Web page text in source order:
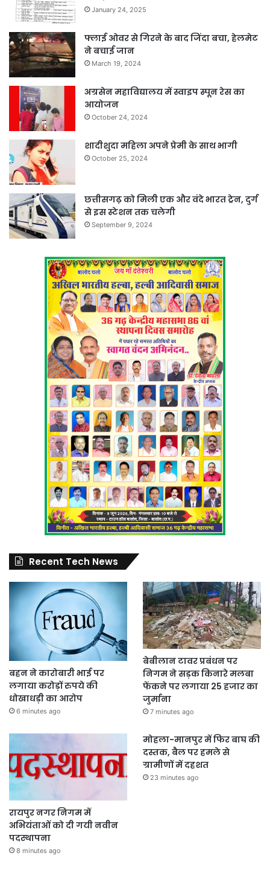
January 24, 2025
फ्लाई ओवर से गिरने के बाद जिंदा बचा, हेलमेट
ने बचाई जान
March 19, 2024
अग्रसेन महाविद्यालय में स्वाइप स्पून रेस का
आयोजन
October 24, 2024
शादीशुदा महिला अपने प्रेमी के साथ भागी
October 25, 2024
छत्तीसगढ़ को मिली एक और वंदे भारत ट्रेन, दुर्ग
से इस स्टेशन तक चलेगी
September 9, 2024
Recent Tech News
बहन ने कारोबारी भाई पर
लगाया करोड़ों रुपये की
धोखाधड़ी का आरोप
6 minutes ago
बेबीलान टावर प्रबंधन पर
निगम ने सड़क किनारे मलबा
फेंकने पर लगाया 25 हजार का
जुर्माना
7 minutes ago
रायपुर नगर निगम में
अभियंताओं को दी गयी नवीन
पदस्थापना
8 minutes ago
मोहला-मानपुर में फिर बाघ की
दस्तक, बैल पर हमले से
ग्रामीणों में दहशत
23 minutes ago